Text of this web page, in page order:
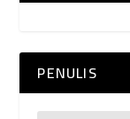
PENULIS